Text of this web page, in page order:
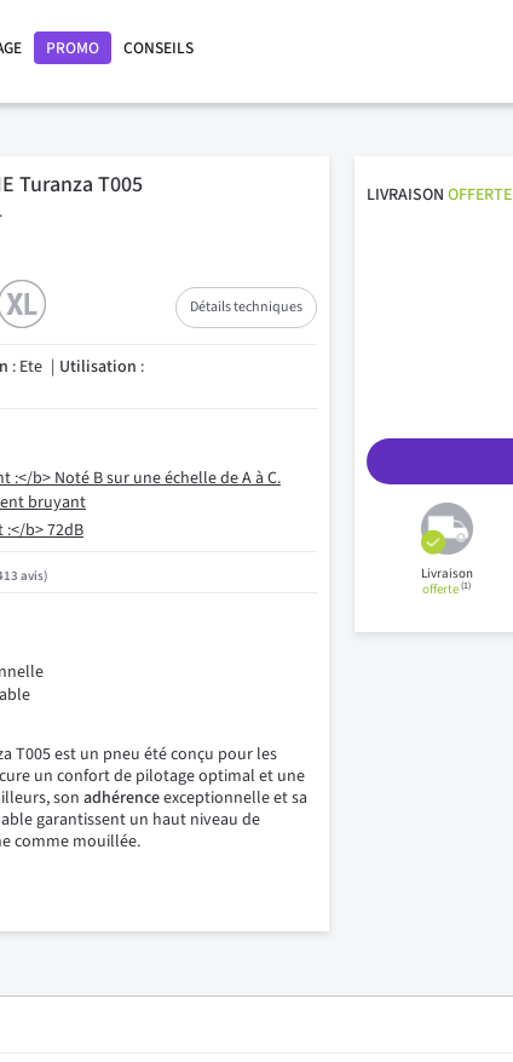
PROMO CONSEILS
Turanza T005
Détails techniques
: Ete Utilisation :
avis
T005 est un pneu été conçu pour les
un confort de pilotage optimal et une
son adhérenceexceptionnelle et sa
garantissent un haut niveau de
comme mouillée.
LIVRAISONOFFERTE
Livraison
offerte(1)